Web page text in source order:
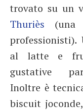
trovato su un
Thuriès (una
al latte e
gustative
Inoltre è
biscuit